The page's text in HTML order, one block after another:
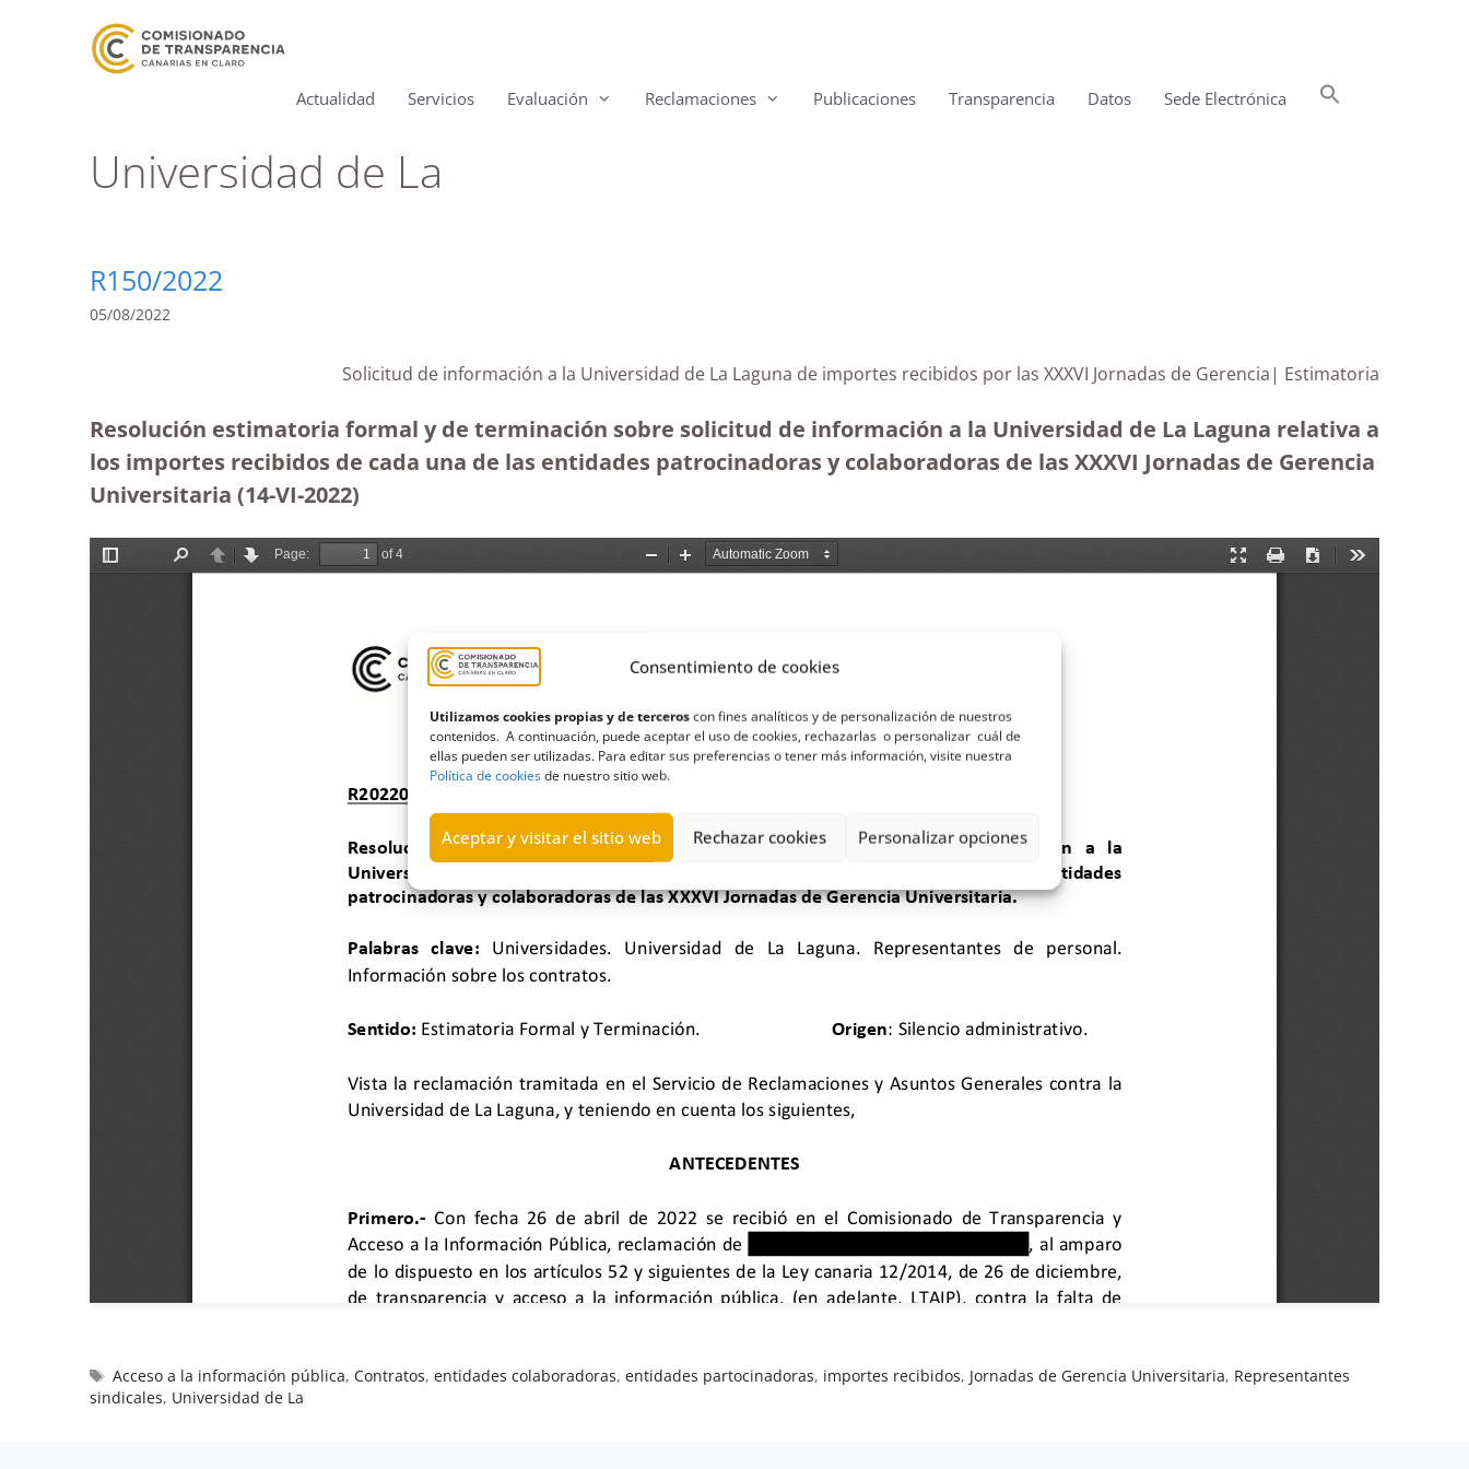
Consentimiento de cookies
Utilizamos cookies propias y de terceroscon fines analíticos y de personalización de nuestros
contenidos. A continuación, puede aceptar el uso de cookies, rechazarlas o personalizar cuál de
ellas pueden ser utilizadas. Para editar sus preferencias o tener más información, visite nuestra
Política de cookiesde nuestro sitio web.
Aceptar y visitar el sitio web Rechazar cookies Personalizar opciones
Actualidad Servicios Evaluación Reclamaciones Publicaciones Transparencia Datos Sede Electrónica
Universidad de La
R150/2022
05/08/2022
Solicitud de información a la Universidad de La Laguna de importes recibidos por las XXXVI Jornadas de Gerencia| Estimatoria
Resolución estimatoria formal y de terminación sobre solicitud de información a la Universidad de La Laguna relativa a
los importes recibidos de cada una de las entidades patrocinadoras y colaboradoras de las XXXVI Jornadas de Gerencia
Universitaria (14-VI-2022)
Acceso a la información pública,Contratos,entidades colaboradoras,entidades partocinadoras, importes recibidos, Jornadas de Gerencia Universitaria, Representantes
sindicales, Universidad de La